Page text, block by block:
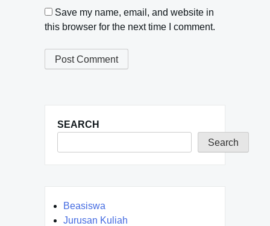
Save my name, email, and website in
this browser for the next time I comment.
SEARCH
Search
Beasiswa
Jurusan Kuliah